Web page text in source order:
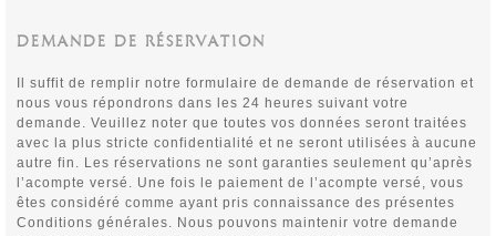
DEMANDE DE RÉSERVATION
Il suffit de remplir notre formulaire de demande de réservation et
nous vous répondrons dans les 24 heures suivant votre
demande. Veuillez noter que toutes vos données seront traitées
avec la plus stricte confidentialité et ne seront utilisées à aucune
autre fin. Les réservations ne sont garanties seulement qu’après
l’acompte versé. Une fois le paiement de l’acompte versé, vous
êtes considéré comme ayant pris connaissance des présentes
Conditions générales. Nous pouvons maintenir votre demande